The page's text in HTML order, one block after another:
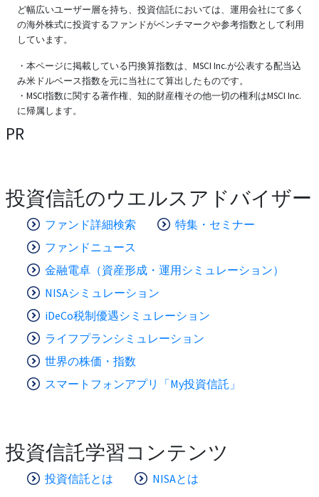
ど幅広いユーザー層を持ち、投資信託においては、運用会社にて多く
の海外株式に投資するファンドがベンチマークや参考指数として利用
しています。
・本ページに掲載している円換算指数は、MSCI Inc.が公表する配当込
み米ドルベース指数を元に当社にて算出したものです。
・MSCI指数に関する著作権、知的財産権その他一切の権利はMSCI Inc.
に帰属します。
PR
投資信託のウエルスアドバイザー
ファンド詳細検索
特集・セミナー
ファンドニュース
金融電卓（資産形成・運用シミュレーション）
NISAシミュレーション
iDeCo税制優遇シミュレーション
ライフプランシミュレーション
世界の株価・指数
スマートフォンアプリ「My投資信託」
投資信託学習コンテンツ
投資信託とは NISAとは